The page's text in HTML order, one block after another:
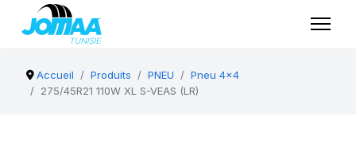
Accueil Produits PNEU
Pneu 4x4
275/45R21 110W XL S-VEAS (LR)